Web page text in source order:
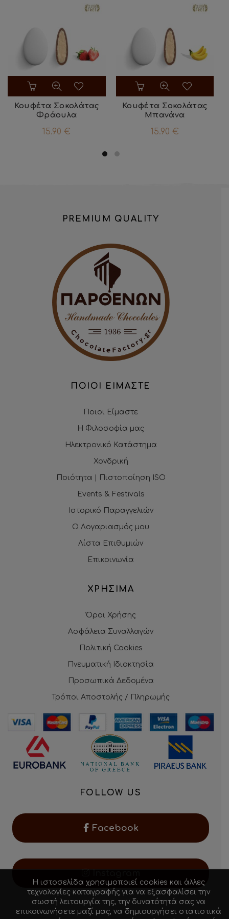
Κουφέτα Σοκολάτας
Φράουλα
15.90€
Κουφέτα Σοκολάτας
Μπανάνα
15.90 €
PREMIUM QUALITY
ΠΟΙΟΙ ΕΙΜΑΣΤΕ
Ποιοι Είμαστε
Η Φιλοσοφία μας
Ηλεκτρονικό Κατάστημα
Χονδρική
Ποιότητα | Πιστοποίηση ISO
Events & Festivals
Ιστορικό Παραγγελιών
Ο Λογαριασμός μου
Λίστα Επιθυμιών
Επικοινωνία
ΧΡΗΣΙΜΑ
Όροι Χρήσης
Ασφάλεια Συναλλαγών
Πολιτική Cookies
Πνευματική Ιδιοκτησία
Προσωπικά Δεδομένα
Τρόποι Αποστολής / Πληρωμής
FOLLOW US
Facebook
Η ιστοσελίδα χρησιμοποιεί cookies και άλλες
τεχνολογίες καταγραφής για να εξασφαλίσει την
σωστή λειτουργία της, την δυνατότητά σας να
επικοινωνήσετε μαζί μας, να δημιουργήσει στατιστικά